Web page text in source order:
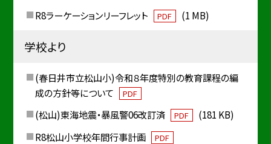
R8ラーケーションリーフレット PDF (1 MB)
学校より
(春日井市立松山小)令和８年度特別の教育課程の編
成の方針等について
PDF
(松山)東海地震・暴風警06改訂済 PDF
(181 KB)
R8松山小学校年間行事計画
PDF